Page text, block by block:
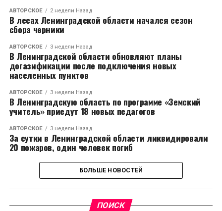
АВТОРСКОЕ 2 недели Назад
В лесах Ленинградской области начался сезон
сбора черники
АВТОРСКОЕ 3 недели Назад
В Ленинградской области обновляют планы
догазификации после подключения новых
населенных пунктов
АВТОРСКОЕ 3 недели Назад
В Ленинградскую область по программе «Земский
учитель» приедут 18 новых педагогов
АВТОРСКОЕ 3 недели Назад
За сутки в Ленинградской области ликвидировали
20 пожаров, один человек погиб
БОЛЬШЕ НОВОСТЕЙ
ПОИСК